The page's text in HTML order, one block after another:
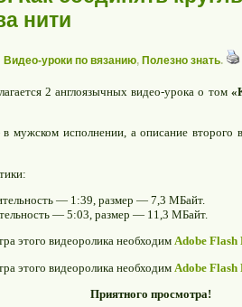
нити
Видео-уроки по вязанию, Полезно знать.
2 англоязычных видео-урока о том
мужском исполнении, а описание второго
— 1:39, размер — 7,3 МБайт.
— 5:03, размер — 11,3 МБайт.
этого видеоролика необходим Adobe Flash
этого видеоролика необходим Adobe Flash
Приятного просмотра!